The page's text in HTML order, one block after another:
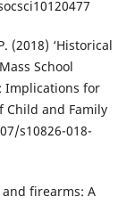
(2018) ‘Historical
School
Implications for
Child and Family
s10826-018-
and firearms: A